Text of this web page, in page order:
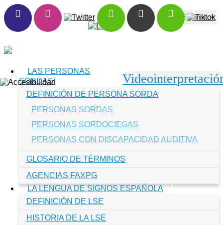
LAS PERSONAS
SORDAS
DEFINICIÓN DE PERSONA SORDA
PERSONAS SORDAS
PERSONAS SORDOCIEGAS
PERSONAS CON DISCAPACIDAD AUDITIVA
GLOSARIO DE TÉRMINOS
AGENCIAS FAXPG
LA LENGUA DE SIGNOS ESPAÑOLA
DEFINICIÓN DE LSE
HISTORIA DE LA LSE